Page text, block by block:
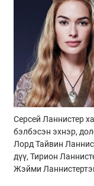
Серсей Ланнистер
бэлбэсэн эхнэр,
Лорд Тайвин
дүү, Тирион
Жэйми